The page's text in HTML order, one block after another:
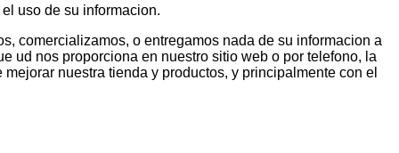
uso de su informacion.
comercializamos, o entregamos nada de su informacion a
ud nos proporciona en nuestro sitio web o por telefono, la
nuestra tienda y productos, y principalmente con el